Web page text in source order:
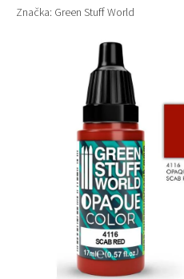
Značka: Green Stuff World